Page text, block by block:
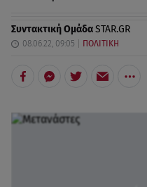
Συντακτική ΟμάδαSTAR.GR
08.06.22, 09:05 ΠΟΛΙΤΙΚΗ